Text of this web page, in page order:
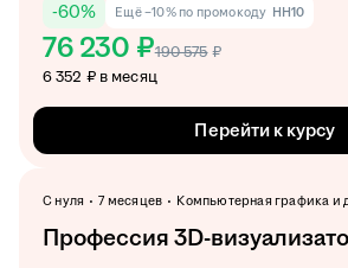
-60% Ещё −10% по промокоду HH10
76 230 ₽190 575 ₽
6 352 ₽ в месяц
Перейти к курсу
С нуля 7 месяцев Компьютерная графика и
Профессия 3D-